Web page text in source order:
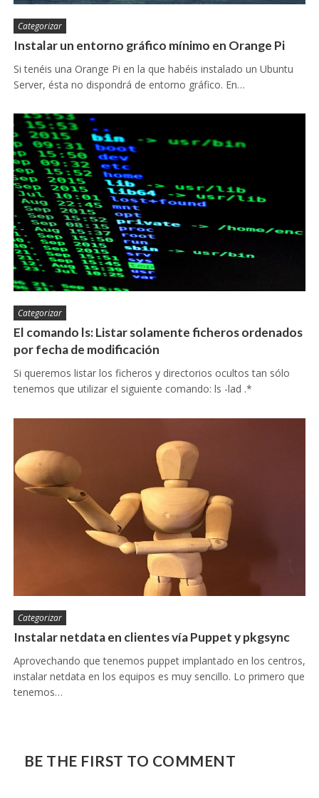
Categorizar
Instalar un entorno gráfico mínimo en Orange Pi
Si tenéis una Orange Pi en la que habéis instalado un Ubuntu
Server, ésta no dispondrá de entorno gráfico. En…
Categorizar
El comando ls: Listar solamente ficheros ordenados
por fecha de modificación
Si queremos listar los ficheros y directorios ocultos tan sólo
tenemos que utilizar el siguiente comando: ls -lad .*
Categorizar
Instalar netdata en clientes vía Puppet y pkgsync
Aprovechando que tenemos puppet implantado en los centros,
instalar netdata en los equipos es muy sencillo. Lo primero que
tenemos…
BE THE FIRST TO COMMENT